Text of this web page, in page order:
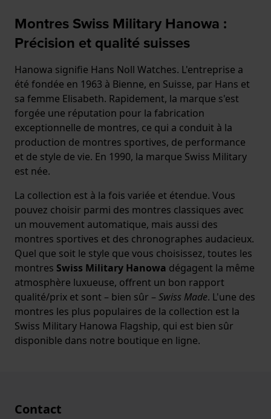
Montres Swiss Military Hanowa :
Précision et qualité suisses
Hanowa signifie Hans Noll Watches. L'entreprise a
été fondée en 1963 à Bienne, en Suisse, par Hans et
sa femme Elisabeth. Rapidement, la marque s'est
forgée une réputation pour la fabrication
exceptionnelle de montres, ce qui a conduit à la
production de montres sportives, de performance
et de style de vie. En 1990, la marque Swiss Military
est née.
La collection est à la fois variée et étendue. Vous
pouvez choisir parmi des montres classiques avec
un mouvement automatique, mais aussi des
montres sportives et des chronographes audacieux.
Quel que soit le style que vous choisissez, toutes les
montres Swiss Military Hanowa dégagent la même
atmosphère luxueuse, offrent un bon rapport
qualité/prix et sont – bien sûr – Swiss Made. L'une des
montres les plus populaires de la collection est la
Swiss Military Hanowa Flagship, qui est bien sûr
disponible dans notre boutique en ligne.
Contact